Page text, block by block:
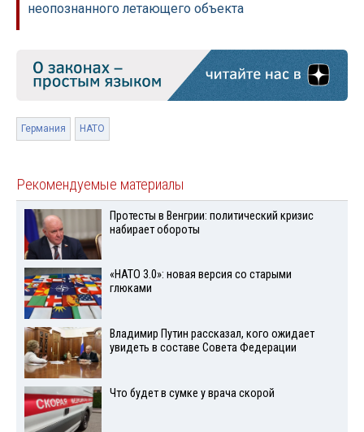
неопознанного летающего объекта
Германия НАТО
Рекомендуемые материалы
Протесты в Венгрии: политический кризис
набирает обороты
«НАТО 3.0»: новая версия со старыми
глюками
Владимир Путин рассказал, кого ожидает
увидеть в составе Совета Федерации
Что будет в сумке у врача скорой